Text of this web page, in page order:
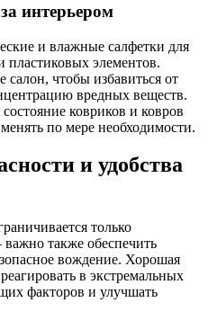
интерьером
и влажные салфетки для
пластиковых элементов.
салон, чтобы избавиться от
вредных веществ.
ковриков и ковров
по мере необходимости.
и удобства
только
также обеспечить
вождение. Хорошая
в экстремальных
факторов и улучшать